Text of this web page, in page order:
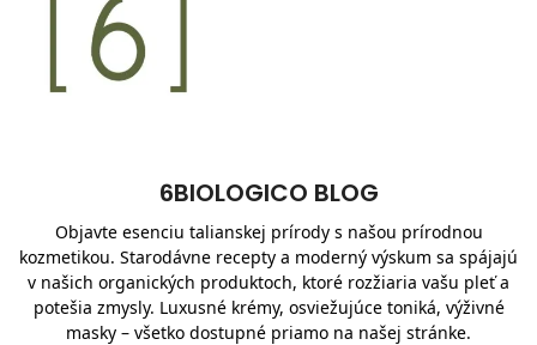
6BIOLOGICO BLOG
Objavte esenciu talianskej prírody s našou prírodnou
kozmetikou. Starodávne recepty a moderný výskum sa spájajú
v našich organických produktoch, ktoré rozžiaria vašu pleť a
potešia zmysly. Luxusné krémy, osviežujúce toniká, výživné
masky – všetko dostupné priamo na našej stránke.